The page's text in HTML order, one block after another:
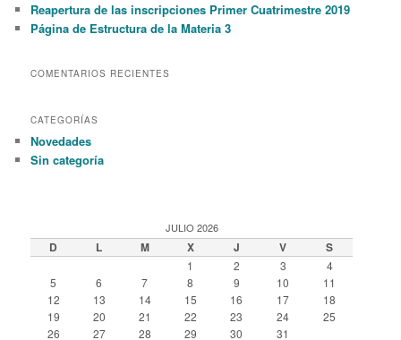
h
Reapertura de las inscripciones Primer Cuatrimestre 2019
Página de Estructura de la Materia 3
COMENTARIOS RECIENTES
CATEGORÍAS
Novedades
Sin categoría
JULIO 2026
D L M X J V S
1 2 3
4
5
6 7 8 9 10
11
12
13 14 15 16 17
18
19
20 21 22 23 24
25
26
27 28 29 30 31